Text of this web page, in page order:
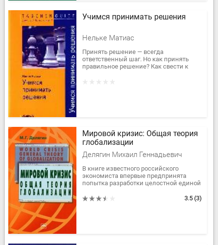
Учимся принимать решения
Нельке Матиас
Принять решение — всегда
ответственный шаг. Но как принять
правильное решение? Как свести к
Мировой кризис: Общая теория
глобализации
Делягин Михаил Геннадьевич
В книге известного российского
экономиста впервые предпринята
попытка разработки целостной единой
эпохой в развитии...
3.5 (3)